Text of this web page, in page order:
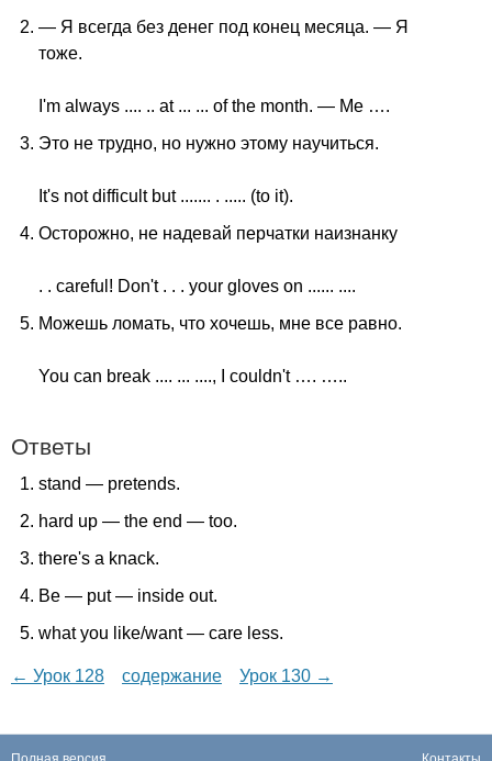
— Я всегда без денег под конец месяца. — Я
тоже.
I'm always .... .. at... ... of the month. — Me ….
Это не трудно, но нужно этому научиться.
It's not difficult but....... . ..... (to it).
Осторожно, не надевай перчатки наизнанку
. . careful ! Don't. . . your gloves on ...... ....
Можешь ломать, что хочешь, мне все равно.
You can break .... ... ...., couldn't…. …..
Ответы
stand — pretends.
hard up — the end — too.
there's a knack.
Be — put— inside out.
what you like/want— care less.
← Урок 128 содержание Урок 130 →